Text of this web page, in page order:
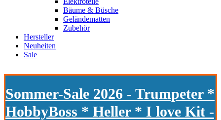
Bäume & Büsche
Geländematten
Zubehör
Hersteller
Neuheiten
Sale
Sommer-Sale 2026 - Trumpeter *
HobbyBoss * Heller * I love Kit -